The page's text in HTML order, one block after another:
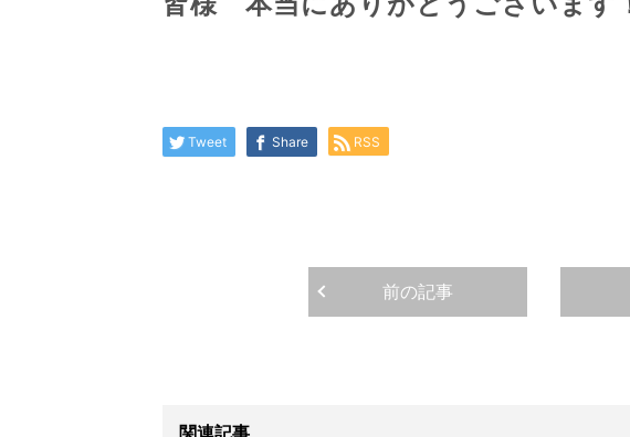
Tweet Share RSS
前の記事
関連記事